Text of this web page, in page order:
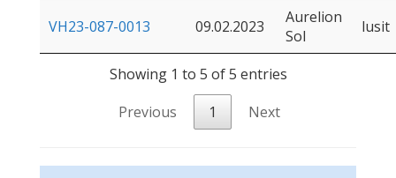
VH23-087-0013 09.02.2023
Aurelion
Sol
lusit
Showing 1 to 5 of 5 entries
Previous
1 Next